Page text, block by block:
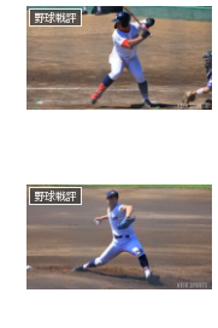
野球戦評
野球戦評